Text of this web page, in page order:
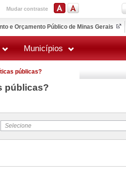
Mudar contraste
e Orçamento Público de Minas Gerais
Municípios
públicas?
públicas?
Selecione